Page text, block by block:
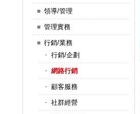
領導/管理
管理實務
行銷/業務
行銷/企劃
網路行銷
顧客服務
社群經營